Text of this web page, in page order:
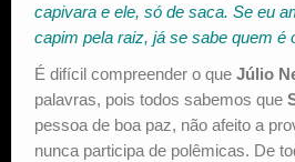
capivara e ele, só de saca. Se eu
capim pela raiz, já se sabe quem é
É difícil compreender o que Júlio
palavras, pois todos sabemos que
pessoa de boa paz, não afeito a
nunca participa de polêmicas. De